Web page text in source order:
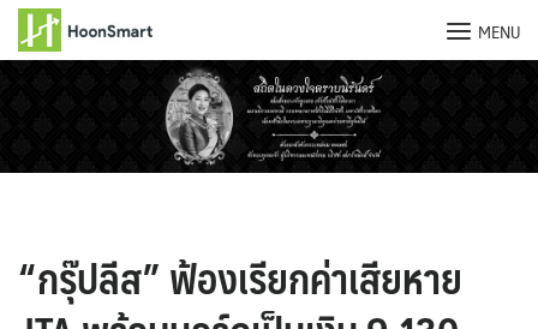
MENU
“กรุ๊ปลีส” ฟ้องเรียกค่าเสียหาย